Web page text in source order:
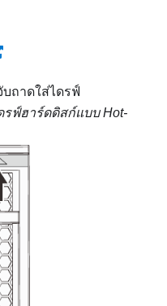
ถาดใส่ไดรฟ์
รฟ์ฮาร์ดดิสก์แบบ Hot-